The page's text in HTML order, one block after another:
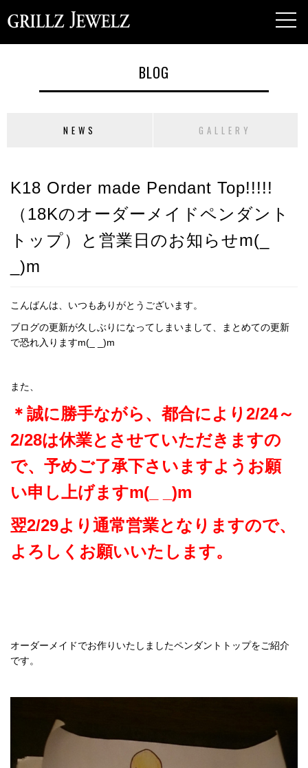
BLOG
NEWS GALLERY
K18 Order made Pendant Top!!!!!
（18Kのオーダーメイドペンダント
トップ）と営業日のお知らせm(_
_)m
こんばんは、いつもありがとうございます。
ブログの更新が久しぶりになってしまいまして、まとめての更新
で恐れ入りますm(_ _)m
また、
＊誠に勝手ながら、都合により2/24～
2/28は休業とさせていただきますの
で、予めご了承下さいますようお願
い申し上げますm(_ _)m
翌2/29より通常営業となりますので、
よろしくお願いいたします。
オーダーメイドでお作りいたしましたペンダントトップをご紹介
です。